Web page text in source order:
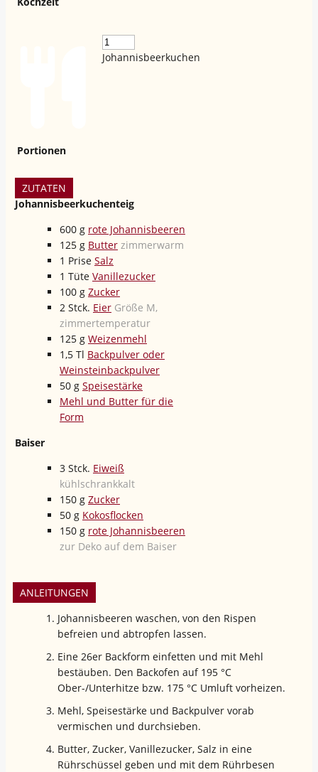
Portionen
Johannisbeerkuchen
ZUTATEN
Johannisbeerkuchenteig
600 g rote Johannisbeeren
125 g Butter zimmerwarm
1 Prise Salz
1 Tüte Vanillezucker
100 g Zucker
2 Stck. Eier Größe M,
zimmertemperatur
125 g Weizenmehl
1,5 Tl Backpulver oder
Weinsteinbackpulver
50 g Speisestärke
Mehl und Butter für die
Form
Baiser
3 Stck. Eiweiß
kühlschrankkalt
150 g Zucker
50 g Kokosflocken
150 g rote Johannisbeeren
zur Deko auf dem Baiser
ANLEITUNGEN
Johannisbeeren waschen, von den Rispen
befreien und abtropfen lassen.
Eine 26er Backform einfetten und mit Mehl
bestäuben. Den Backofen auf 195 °C
Ober-/Unterhitze bzw. 175 °C Umluft vorheizen.
Mehl, Speisestärke und Backpulver vorab
vermischen und durchsieben.
Butter, Zucker, Vanillezucker, Salz in eine
Rührschüssel geben und mit dem Rührbesen